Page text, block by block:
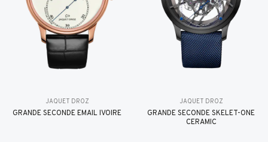
JAQUET DROZ
GRANDE SECONDE EMAIL IVOIRE
JAQUET DROZ
GRANDE SECONDE SKELET-ONE
CERAMIC